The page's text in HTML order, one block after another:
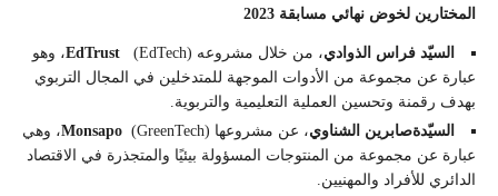
المختارين لخوض نهائي مسابقة 2023
السيّد فراس الذوادي، من خلال مشروعه EdTrust(EdTech)، وهو
عبارة عن مجموعة من الأدوات الموجهة للمتدخلين في المجال التربوي
بهدف رقمنة وتحسين العملية التعليمية والتربوية.
السيّدةصابرين الشناوي، عن مشروعها Monsapo(GreenTech)، وهي
عبارة عن مجموعة من المنتوجات المسؤولة بيئيًا والمتجذرة في الاقتصاد
الدائري للأفراد والمهنيين.